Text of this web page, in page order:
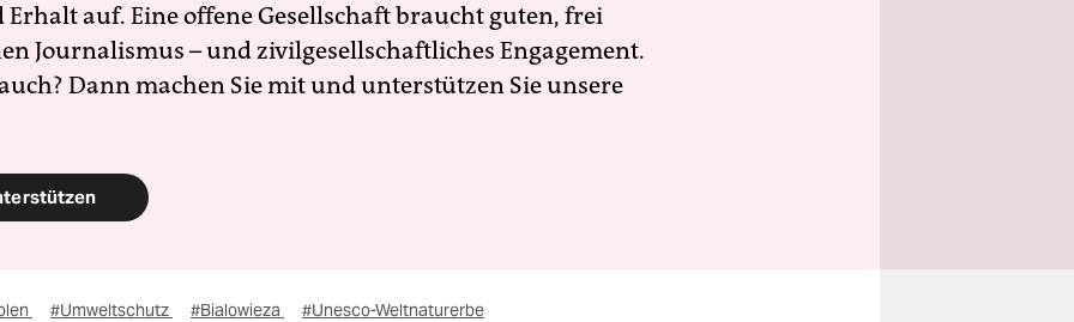
Erhalt auf. Eine offene Gesellschaft braucht guten, frei
Journalismus – und zivilgesellschaftliches Engagement.
Dann machen Sie mit und unterstützen Sie unsere
#Umweltschutz #Bialowieza #Unesco-Weltnaturerbe